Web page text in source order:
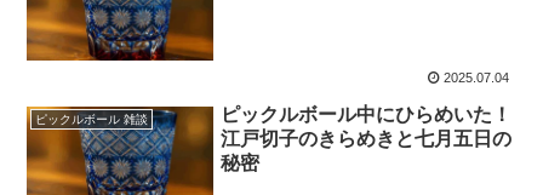
2025.07.04
ピックルボール 雑談
ピックルボール中にひらめいた！
江戸切子のきらめきと七月五日の
秘密